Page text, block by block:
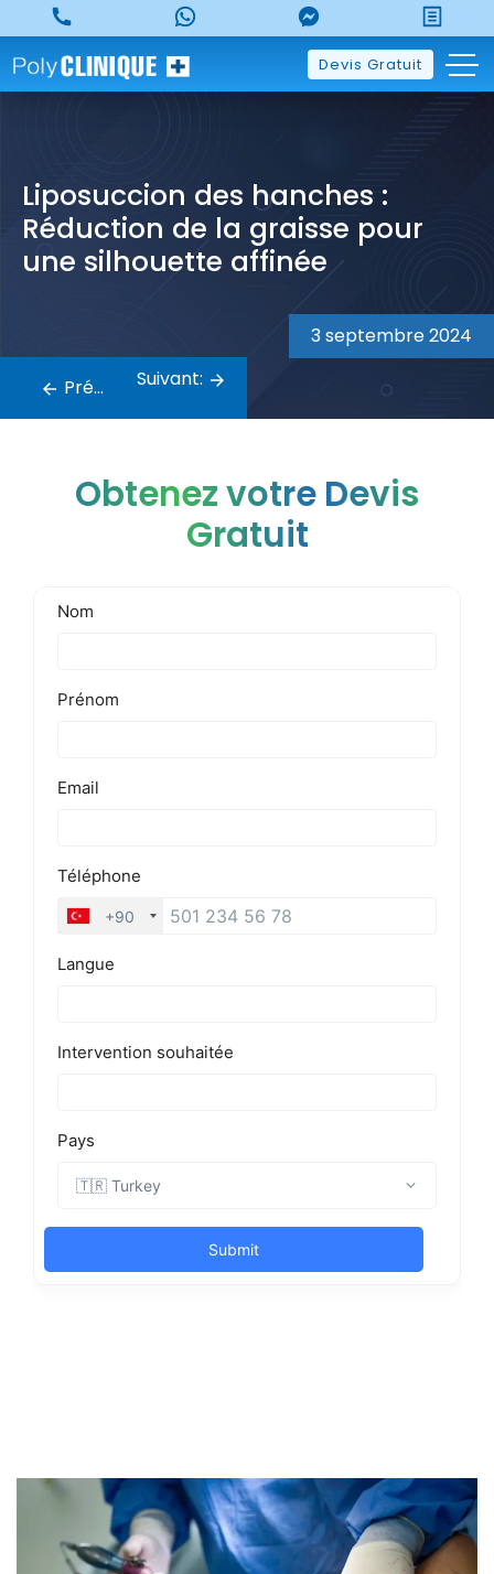
to
content
Devis Gratuit
Liposuccion des hanches :
Réduction de la graisse pour
une silhouette affinée
3 septembre 2024
de
l’article
Précédent: Suivant:
Obtenez votre Devis
Gratuit